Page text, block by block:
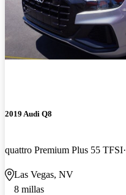
2019 Audi Q8
quattro Premium Plus 55 TFSI
Las Vegas, NV
8 millas